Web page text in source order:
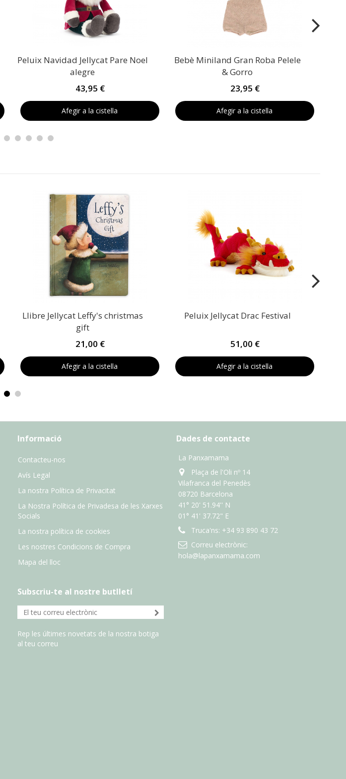
Peluix Navidad Jellycat Pare Noel
alegre
43,95 €
Afegir a la cistella
Bebè Miniland Gran Roba Pelele
& Gorro
23,95 €
Afegir a la cistella
Llibre Jellycat Leffy's christmas
gift
21,00 €
Afegir a la cistella
Peluix Jellycat Drac Festival
51,00 €
Afegir a la cistella
Informació
Contacteu-nos
Avís Legal
La nostra Política de Privacitat
La Nostra Política de Privadesa de les Xarxes
Socials
La nostra política de cookies
Les nostres Condicions de Compra
Mapa del lloc
Dades de contacte
La Panxamama
Plaça de l'Oli nº 14
Vilafranca del Penedès
08720 Barcelona
41° 20' 51.94'' N
01° 41' 37.72" E
Truca'ns: +34 93 890 43 72
Correu electrònic:
hola@lapanxamama.com
Subscriu-te al nostre butlletí
Rep les últimes novetats de la nostra botiga
al teu correu